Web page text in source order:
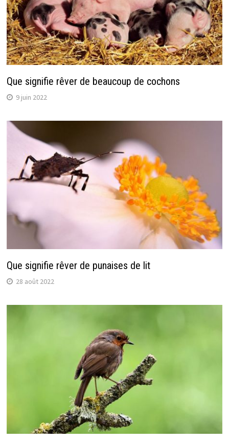
Que signifie rêver de beaucoup de cochons
9 juin 2022
Que signifie rêver de punaises de lit
28 août 2022